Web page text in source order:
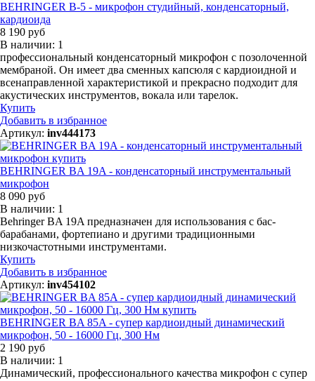
BEHRINGER B-5 - микрофон студийный, конденсаторный,
кардиоида
8 190 руб
В наличии: 1
профессиональный конденсаторный микрофон с позолоченной
мембраной. Он имеет два сменных капсюля с кардиоидной и
всенаправленной характеристикой и прекрасно подходит для
акустических инструментов, вокала или тарелок.
Купить
Добавить в избранное
Артикул: inv444173
BEHRINGER BA 19A - конденсаторный инструментальный
микрофон
8 090 руб
В наличии: 1
Behringer BA 19A предназначен для использования с бас-
барабанами, фортепиано и другими традиционными
низкочастотными инструментами.
Купить
Добавить в избранное
Артикул: inv454102
BEHRINGER BA 85A - супер кардиоидный динамический
микрофон, 50 - 16000 Гц, 300 Нм
2 190 руб
В наличии: 1
Динамический, профессионального качества микрофон с супер